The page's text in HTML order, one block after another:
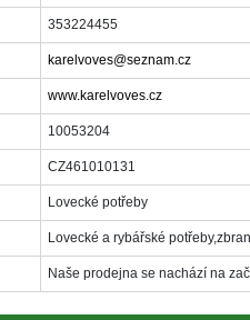
353224455
karelvoves@seznam.cz
www.karelvoves.cz
10053204
CZ461010131
Lovecké potřeby
Lovecké a rybářské
Naše prodejna se nachází na